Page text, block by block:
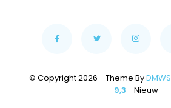
© Copyright 2026 - Theme ByDMWS
9,3 - Nieuw